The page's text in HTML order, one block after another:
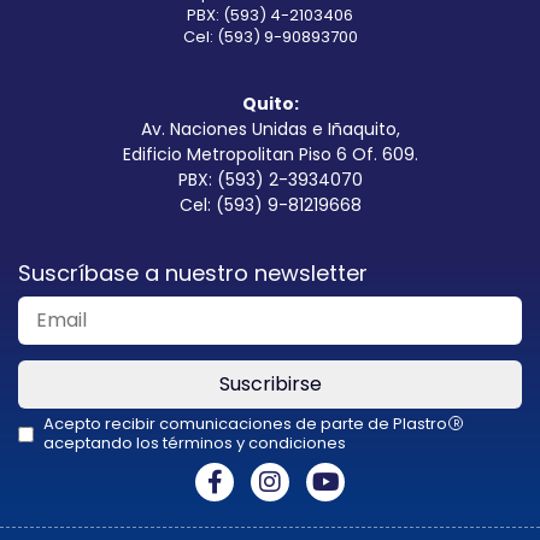
PBX: (593) 4-2103406
Cel: (593) 9-90893700
Quito:
Av. Naciones Unidas e Iñaquito,
Edificio Metropolitan Piso 6 Of. 609.
PBX: (593) 2-3934070
Cel: (593) 9-81219668
Suscríbase a nuestro newsletter
Suscribirse
Acepto recibir comunicaciones de parte de Plastro R
aceptando los términos y condiciones